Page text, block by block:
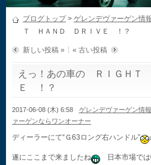
ブログトップ> ゲレンデヴァーゲン情
Ｔ ＨＡＮＤ ＤＲＩＶＥ ！？
新しい投稿 » « 古い投稿
えっ！あの車の ＲＩＧＨ
Ｅ ！？
2017-06-08 (木) 6:58 ゲレンデヴァーゲン情報
ァーゲンならワンオーナー
ディーラーにて“Ｇ63ロング右ハンドル”
遂にここまで来ましたね
日本市場では